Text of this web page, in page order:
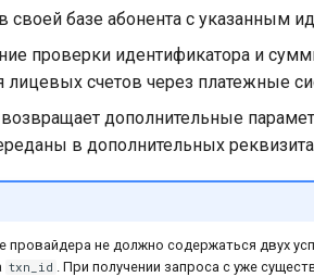
своей базе абонента с указанным
проверки идентификатора и
лицевых счетов через платежные
дополнительные
в дополнительных
провайдера не должно содержаться двух
txn_id . При получении запроса с уже